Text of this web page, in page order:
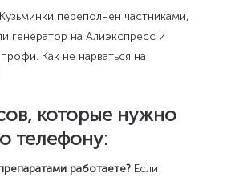
переполнен частниками,
генератор на Алиэкспресс и
Как не нарваться на
которые нужно
телефону:
работаете?Если